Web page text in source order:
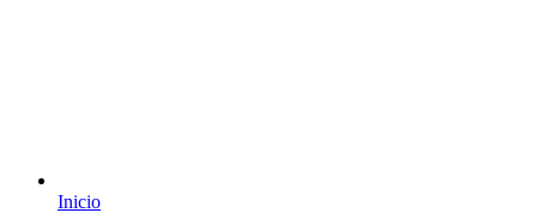
Inicio